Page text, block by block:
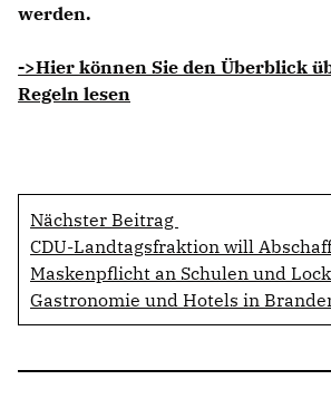
werden.
->Hier können Sie den Überblick
Regeln lesen
Nächster Beitrag
CDU-Landtagsfraktion will
Maskenpflicht an Schulen und
Gastronomie und Hotels in